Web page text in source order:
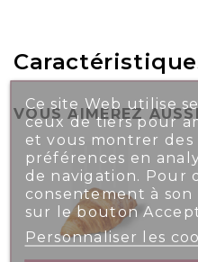
VOUS AIMEREZ
Ce site Web utilise
ceux de tiers pour
et vous montrer des
préférences en
de navigation. Pour
consentement à
sur le bouton
Personnaliser les